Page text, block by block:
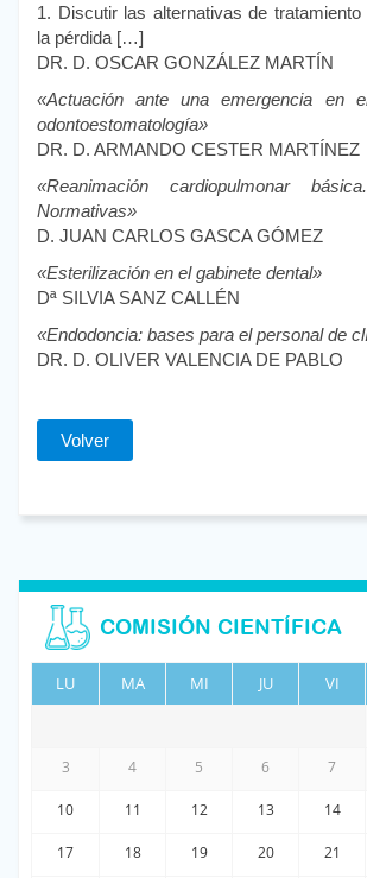
1. Discutir las alternativas de tratamiento
la pérdida […]
DR. D. OSCAR GONZÁLEZ MARTÍN
«Actuación ante una emergencia en
odontoestomatología»
DR. D. ARMANDO CESTER MARTÍNEZ
«Reanimación cardiopulmonar
Normativas»
D. JUAN CARLOS GASCA GÓMEZ
«Esterilización en el gabinete dental»
Dª SILVIA SANZ CALLÉN
«Endodoncia: bases para el personal de
DR. D. OLIVER VALENCIA DE PABLO
Volver
COMISIÓN CIENTÍFICA